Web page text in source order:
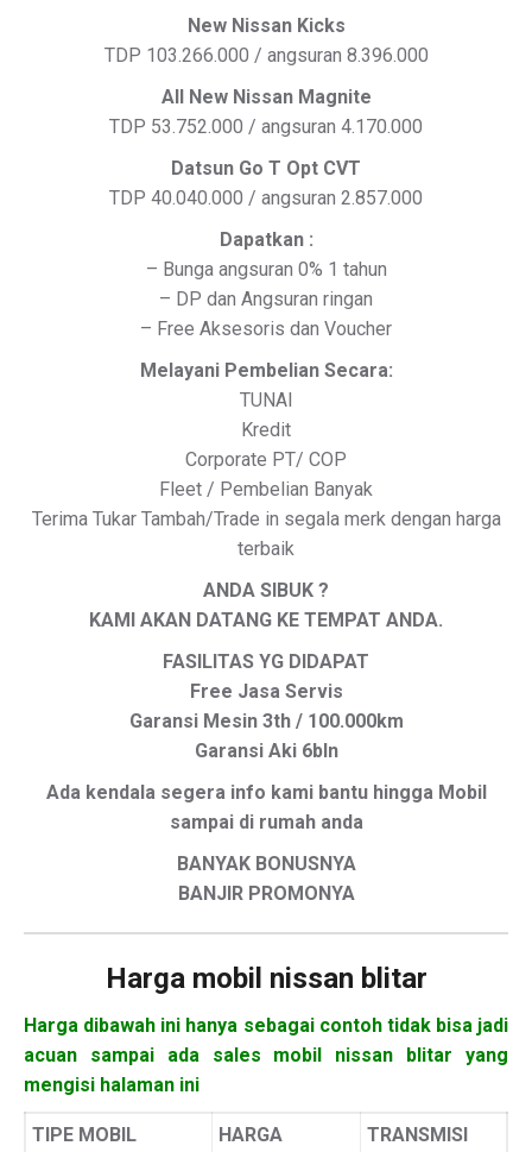
New Nissan Kicks
TDP 103.266.000 / angsuran 8.396.000
All New Nissan Magnite
TDP 53.752.000 / angsuran 4.170.000
Datsun Go T Opt CVT
TDP 40.040.000 / angsuran 2.857.000
Dapatkan :
– Bunga angsuran 0% 1 tahun
– DP dan Angsuran ringan
– Free Aksesoris dan Voucher
Melayani Pembelian Secara:
TUNAI
Kredit
Corporate PT/ COP
Fleet / Pembelian Banyak
Terima Tukar Tambah/Trade in segala merk dengan harga
terbaik
ANDA SIBUK ?
KAMI AKAN DATANG KE TEMPAT ANDA.
FASILITAS YG DIDAPAT
Free Jasa Servis
Garansi Mesin 3th / 100.000km
Garansi Aki 6bln
Ada kendala segera info kami bantu hingga Mobil
sampai di rumah anda
BANYAK BONUSNYA
BANJIR PROMONYA
Harga mobil nissan blitar
Harga dibawah ini hanya sebagai contoh tidak bisa jadi
acuan sampai ada sales mobil nissan blitar yang
mengisi halaman ini
TIPE MOBIL HARGA TRANSMISI